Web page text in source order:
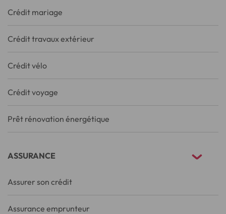
Crédit mariage
Crédit travaux extérieur
Crédit vélo
Crédit voyage
Prêt rénovation énergétique
ASSURANCE
Assurer son crédit
Assurance emprunteur